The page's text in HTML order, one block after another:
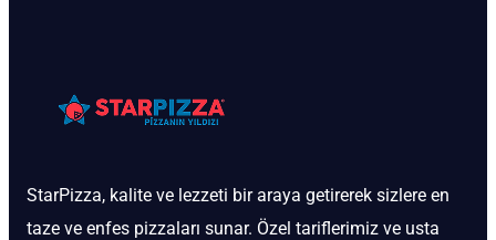
StarPizza, kalite ve lezzeti bir araya getirerek sizlere en
taze ve enfes pizzaları sunar. Özel tariflerimiz ve usta